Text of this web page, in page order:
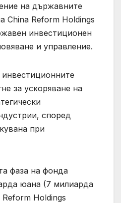
на държавните
China Reform Holdings
инвестиционен
и управление.
за ускоряване на
според
при
фаза на фонда
юана (7 милиарда
Holdings